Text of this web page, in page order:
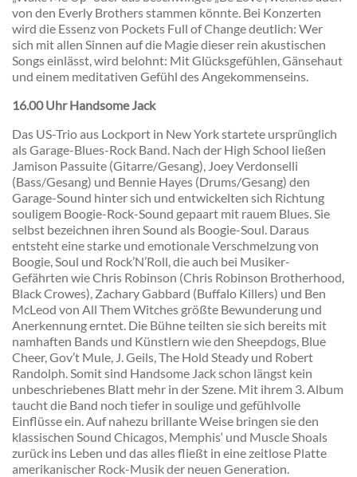
von den Everly Brothers stammen könnte. Bei Konzerten
wird die Essenz von Pockets Full of Change deutlich: Wer
sich mit allen Sinnen auf die Magie dieser rein akustischen
Songs einlässt, wird belohnt: Mit Glücksgefühlen, Gänsehaut
und einem meditativen Gefühl des Angekommenseins.
16.00 Uhr Handsome Jack
Das US-Trio aus Lockport in New York startete ursprünglich
als Garage-Blues-Rock Band. Nach der High School ließen
Jamison Passuite (Gitarre/Gesang), Joey Verdonselli
(Bass/Gesang) und Bennie Hayes (Drums/Gesang) den
Garage-Sound hinter sich und entwickelten sich Richtung
souligem Boogie-Rock-Sound gepaart mit rauem Blues. Sie
selbst bezeichnen ihren Sound als Boogie-Soul. Daraus
entsteht eine starke und emotionale Verschmelzung von
Boogie, Soul und Rock’N’Roll, die auch bei Musiker-
Gefährten wie Chris Robinson (Chris Robinson Brotherhood,
Black Crowes), Zachary Gabbard (Buffalo Killers) und Ben
McLeod von All Them Witches größte Bewunderung und
Anerkennung erntet. Die Bühne teilten sie sich bereits mit
namhaften Bands und Künstlern wie den Sheepdogs, Blue
Cheer, Gov’t Mule, J. Geils, The Hold Steady und Robert
Randolph. Somit sind Handsome Jack schon längst kein
unbeschriebenes Blatt mehr in der Szene. Mit ihrem 3. Album
taucht die Band noch tiefer in soulige und gefühlvolle
Einflüsse ein. Auf nahezu brillante Weise bringen sie den
klassischen Sound Chicagos, Memphis‘ und Muscle Shoals
zurück ins Leben und das alles fließt in eine zeitlose Platte
amerikanischer Rock-Musik der neuen Generation.